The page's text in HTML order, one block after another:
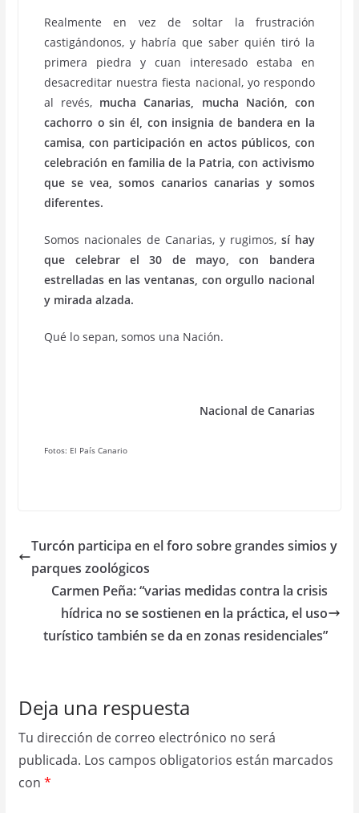
Realmente en vez de soltar la frustración
castigándonos, y habría que saber quién tiró la
primera piedra y cuan interesado estaba en
desacreditar nuestra fiesta nacional, yo respondo
al revés, mucha Canarias, mucha Nación, con
cachorro o sin él, con insignia de bandera en la
camisa, con participación en actos públicos, con
celebración en familia de la Patria, con activismo
que se vea, somos canarios canarias y somos
diferentes.
Somos nacionales de Canarias, y rugimos, sí hay
que celebrar el 30 de mayo, con bandera
estrelladas en las ventanas, con orgullo nacional
y mirada alzada.
Qué lo sepan, somos una Nación.
Nacional de Canarias
Fotos: El País Canario
Turcón participa en el foro sobre grandes simios y
parques zoológicos
Carmen Peña: “varias medidas contra la crisis
hídrica no se sostienen en la práctica, el uso
turístico también se da en zonas residenciales”
Deja una respuesta
Tu dirección de correo electrónico no será
publicada. Los campos obligatorios están marcados
con *